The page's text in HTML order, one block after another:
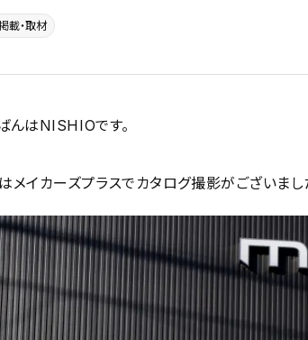
載・取材
んはNISHIOです。
メイカーズプラスでカタログ撮影がございまし